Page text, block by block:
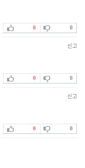
0 0
신고
0 0
신고
0 0